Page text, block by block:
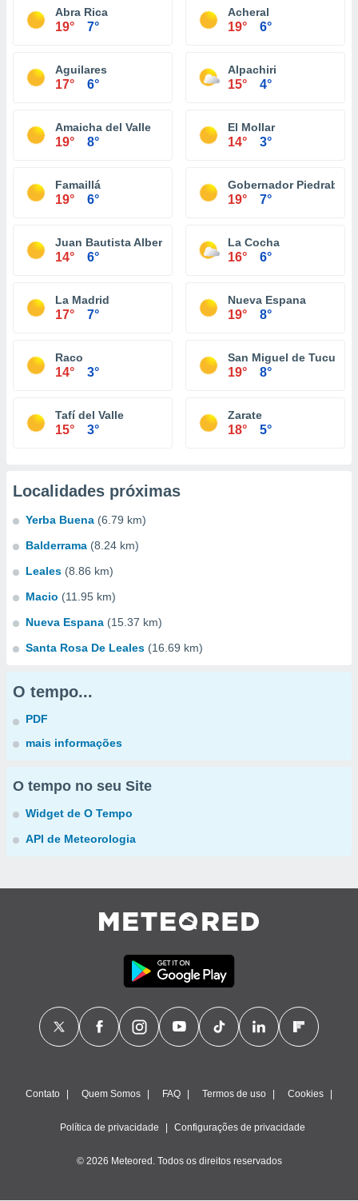
Abra Rica
19° 7°
Acheral
19° 6°
Aguilares
17° 6°
Alpachiri
15° 4°
Amaicha del Valle
19° 8°
El Mollar
14° 3°
Famaillá
19° 6°
Gobernador
19° 7°
Juan Bautista Alberdi
14° 6°
La Cocha
16° 6°
La Madrid
17° 7°
Nueva Espana
19° 8°
Raco
14° 3°
San Miguel de Tucumán
19° 8°
Tafí del Valle
15° 3°
Zarate
18° 5°
Localidades próximas
Yerba Buena (6.79 km)
Balderrama (8.24 km)
Leales (8.86 km)
Macio (11.95 km)
Nueva Espana (15.37 km)
Santa Rosa De Leales (16.69 km)
O tempo...
PDF
mais informações
O tempo no seu Site
Widget de O Tempo
API de Meteorologia
Contato Quem Somos FAQ Termos de uso Cookies
Política de privacidade Configurações de privacidade
© 2026 Meteored. Todos os direitos reservados